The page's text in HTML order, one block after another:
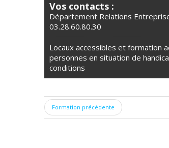
Vos contacts :
Département Relations
03.28.60.80.30
Locaux accessibles et formation
personnes en situation de
conditions
Formation précédente